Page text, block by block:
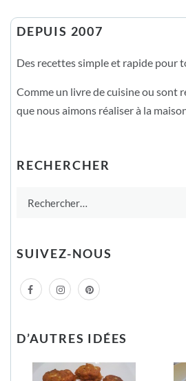
DEPUIS 2007
Des recettes simple et rapide pour
Comme un livre de cuisine ou sont
que nous aimons réaliser à la
RECHERCHER
SUIVEZ-NOUS
D’AUTRES IDÉES